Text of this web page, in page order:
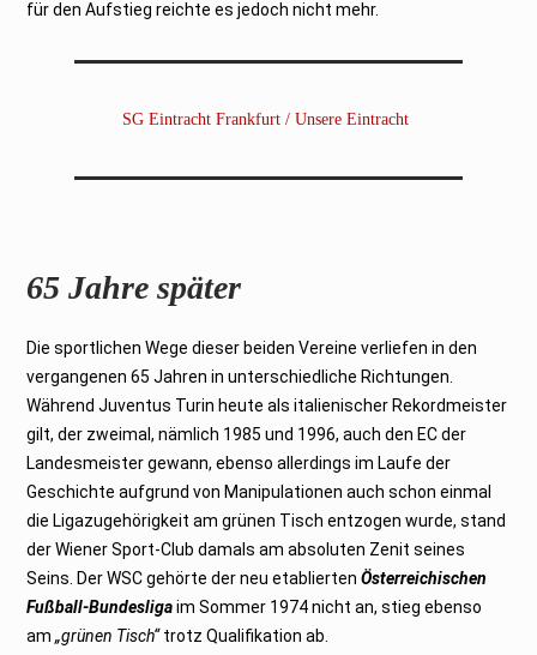
für den Aufstieg reichte es jedoch nicht mehr.
SG Eintracht Frankfurt / Unsere Eintracht
65 Jahre später
Die sportlichen Wege dieser beiden Vereine verliefen in den
vergangenen 65 Jahren in unterschiedliche Richtungen.
Während Juventus Turin heute als italienischer Rekordmeister
gilt, der zweimal, nämlich 1985 und 1996, auch den EC der
Landesmeister gewann, ebenso allerdings im Laufe der
Geschichte aufgrund von Manipulationen auch schon einmal
die Ligazugehörigkeit am grünen Tisch entzogen wurde, stand
der Wiener Sport-Club damals am absoluten Zenit seines
Seins. Der WSC gehörte der neu etabliertenÖsterreichischen
Fußball-Bundesligaim Sommer 1974 nicht an, stieg ebenso
am„grünen Tisch“trotz Qualifikation ab.